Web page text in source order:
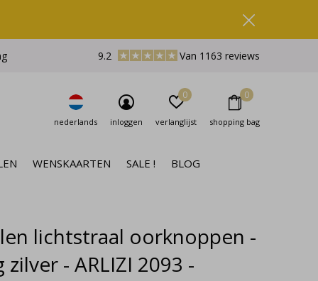
WENSKAARTEN SALE ! BLOG
nederlands inloggen verlanglijst
0
shopping bag
0
9.2 Van 1163 reviews
lichtstraal oorknoppen -
- ARLIZI 2093 -